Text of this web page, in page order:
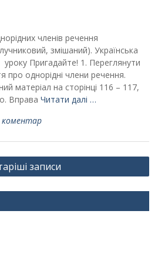
членів речення
змішаний). Українська
Пригадайте! 1. Переглянути
про однорідні члени речення.
матеріал на сторінці 116 – 117,
Вправа Читати далі …
записи